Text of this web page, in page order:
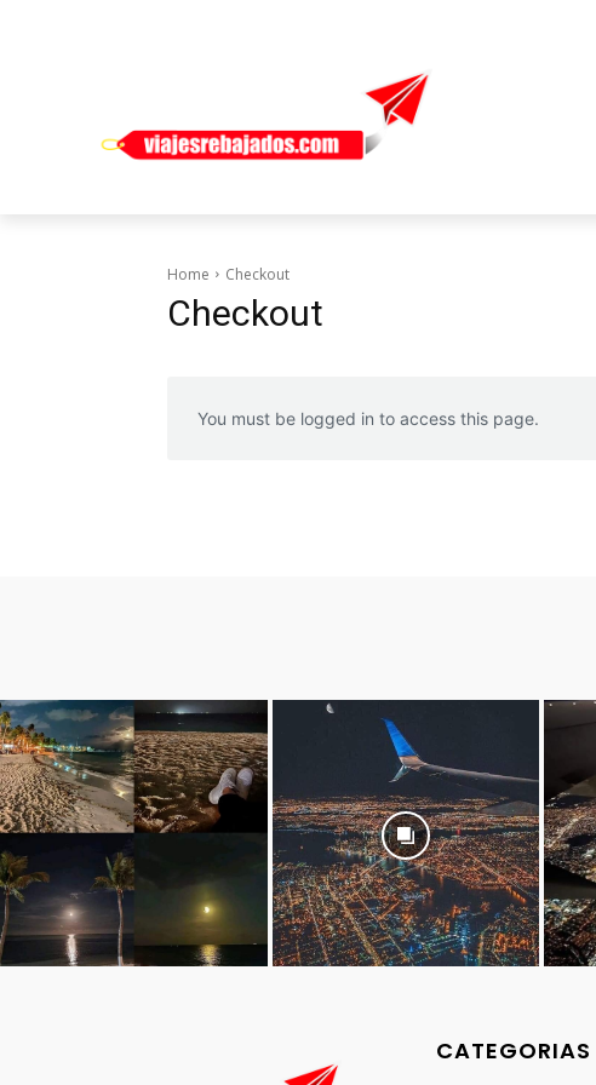
Home Checkout
Checkout
You must be logged in to access this page.
CATEGORIAS